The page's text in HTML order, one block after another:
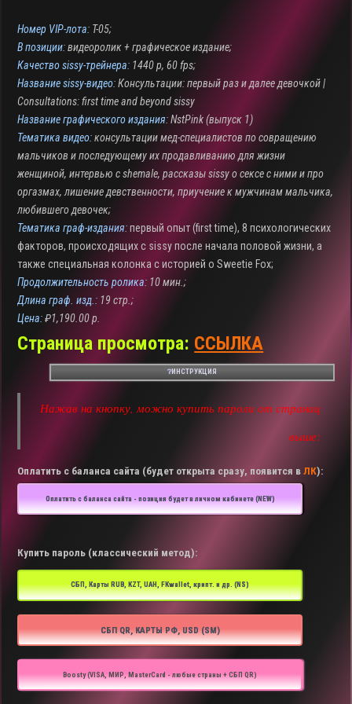
Номер VIP-лота: T-05;
В позиции:видеоролик + графическое издание;
Качество sissy-трейнера: 1440 p, 60 fps;
Название sissy-видео:Консультации: первый раз и далее девочкой |
Сonsultations: first time and beyond sissy
Название графического издания: NstPink (выпуск 1)
Тематика видео:консультации мед-специалистов по совращению
мальчиков и последующему их продавливанию для жизни
женщиной, интервью с shemale, рассказы sissy о сексе с ними и про
оргазмах, лишение девственности, приучение к мужчинам мальчика,
любившего девочек;
Тематика граф-издания:первый опыт (first time), 8 психологических
факторов, происходящих с sissy после начала половой жизни, а
также специальная колонка с историей о Sweetie Fox;
Продолжительность ролика: 10 мин.;
Длина граф. изд.: 19 стр.;
Цена: ₽1,190.00р.
Страница просмотра: ССЫЛКА
❔ИНСТРУКЦИЯ
Нажав на кнопку, можно купить пароли от страниц
выше:
Оплатить с баланса сайта (будет открыта сразу, появится вЛК):
Оплатить с баланса сайта - позиция будет в личном кабинете (NEW)
Купить пароль (классический метод):
СБП, Карты RUB, KZT, UAH, FKwallet, крипт. и др. (NS)
СБП QR, КАРТЫ РФ, USD (SM)
Boosty (VISA, МИР, MasterCard - любые страны + СБП QR)